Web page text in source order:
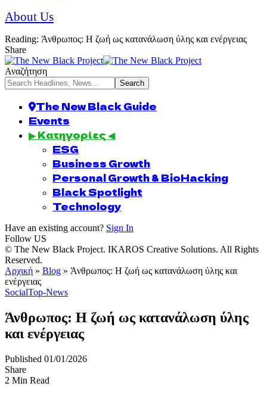
About Us
Reading: Άνθρωπος: Η ζωή ως κατανάλωση ύλης και ενέργειας
Share
Αναζήτηση
The New Black Guide
Events
▶ Κατηγορίες ◀
ESG
Business Growth
Personal Growth & BioHacking
Black Spotlight
Technology
Have an existing account? Sign In
Follow US
© The New Black Project. IKAROS Creative Solutions. All Rights
Reserved.
Αρχική » Blog » Άνθρωπος: Η ζωή ως κατανάλωση ύλης και
ενέργειας
SocialTop-News
Άνθρωπος: Η ζωή ως κατανάλωση ύλης
και ενέργειας
Published 01/01/2026
Share
2 Min Read